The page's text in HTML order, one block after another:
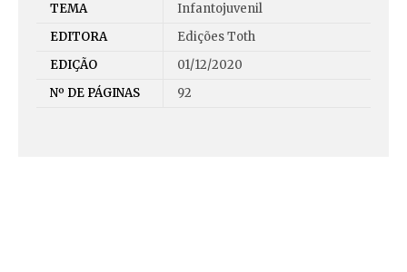
TEMA
Infantojuvenil
EDITORA
Edições Toth
EDIÇÃO
01/12/2020
Nº DE PÁGINAS
92